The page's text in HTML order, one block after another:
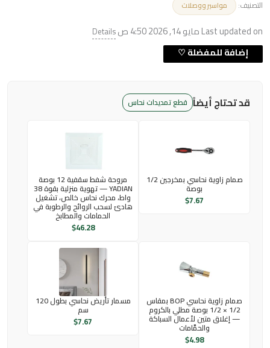
التصنيف:
مواسير ووصلات
Last updated on مايو 14, 2026 4:50 ص Details
قد تحتاج أيضاً قطع تمديدات نحاس
صمام زاوية نحاسي بمخرجين 1/2
بوصة
$7.67
مروحة شفط سقفية 12 بوصة
YADIAN — تهوية منزلية بقوة 38
واط، محرك نحاس خالص، تشغيل
هادئ لسحب الروائح والرطوبة في
الحمامات والمطابخ
$46.28
صمام زاوية نحاسي BOP بمقاس
1/2 × 1/2 بوصة مطلي بالكروم
— إغلاق متين لأعمال السباكة
والحمَّامات
$4.98
مسمار تأريض نحاسي بطول 120
سم
$7.67